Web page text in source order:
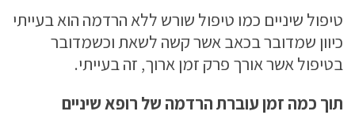
טיפול שיניים כמו טיפול שורש ללא הרדמה הוא בעייתי
כיוון שמדובר בכאב אשר קשה לשאת וכשמדובר
בטיפול אשר אורך פרק זמן ארוך, זה בעייתי.
תוך כמה זמן עוברת הרדמה של רופא שיניים